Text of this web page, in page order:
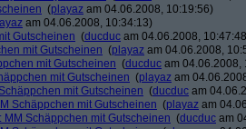
(playaz am 04.06.2008, 10:19:56)
am 04.06.2008, 10:34:13)
Gutscheinen (ducduc am 04.06.2008,
mit Gutscheinen (playaz am 04.06.2008,
mit Gutscheinen (ducduc am 04.06.2008,
mit Gutscheinen (playaz am
mit Gutscheinen (ducduc am
Schäppchen mit Gutscheinen (playaz am
MM Schäppchen mit Gutscheinen (ducduc am